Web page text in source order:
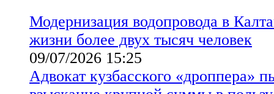
Модернизация водопровода в
жизни более двух тысяч человек
09/07/2026 15:25
Адвокат кузбасского «дроппера»